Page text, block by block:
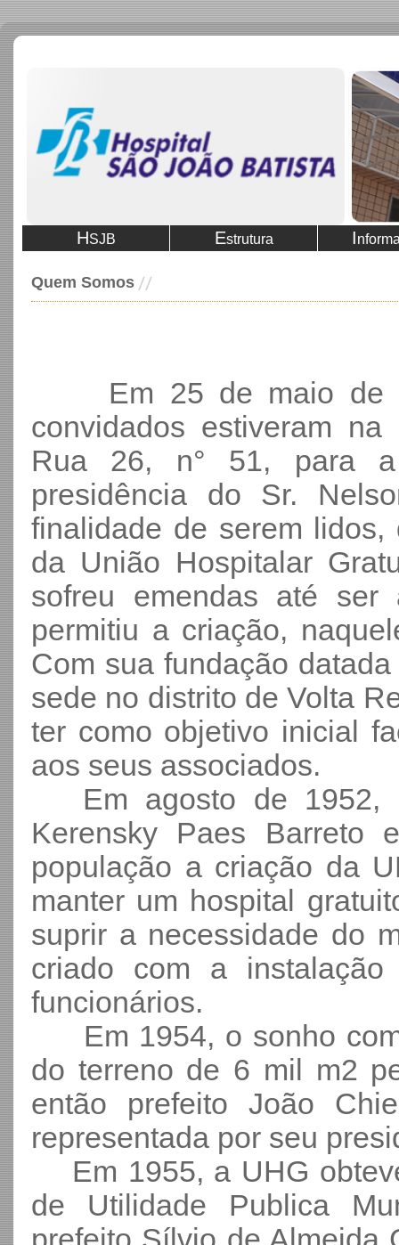
HSJB Estrutura I
Quem Somos
Em 25 de maio de
convidados estiveram
Rua 26, n° 51, para
presidência do Sr.
finalidade de serem
da União Hospitalar
sofreu emendas até ser
permitiu a criação,
Com sua fundação
sede no distrito de Volta
ter como objetivo inicial
aos seus associados.
Em agosto de 1952,
Kerensky Paes Barreto
população a criação da
manter um hospital
suprir a necessidade do
criado com a
funcionários.
Em 1954, o sonho
do terreno de 6 mil m2
então prefeito João
representada por seu
Em 1955, a UHG
de Utilidade Publica